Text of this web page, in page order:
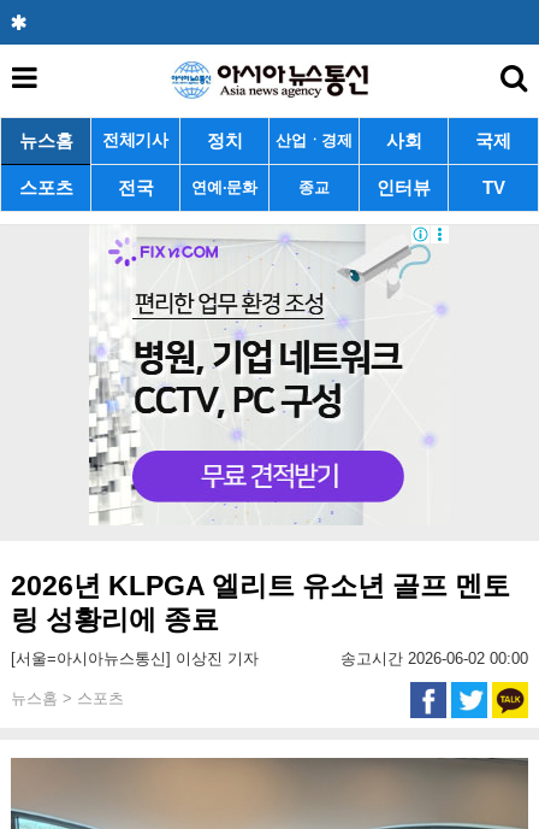
뉴스홈 전체기사 정치 산업ㆍ경제 사회 국제
스포츠 전국 연예·문화 종교 인터뷰 TV
2026년 KLPGA 엘리트 유소년 골프 멘토
링 성황리에 종료
[서울=아시아뉴스통신] 이상진 기자 송고시간 2026-06-02 00:00
뉴스홈 > 스포츠